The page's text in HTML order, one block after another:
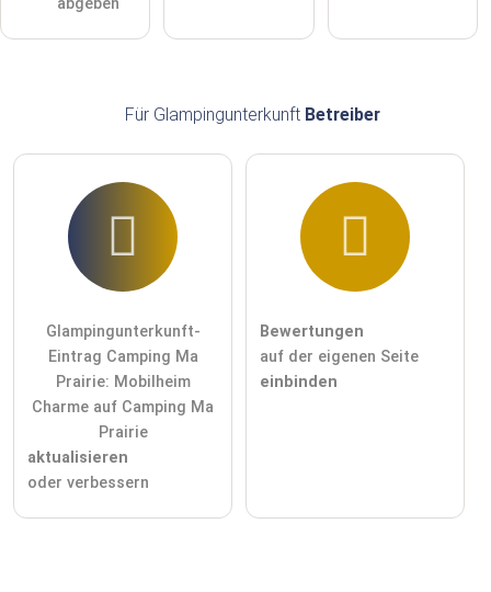
abgeben
Für Glampingunterkunft Betreiber
Glampingunterkunft-
Eintrag Camping Ma
Prairie: Mobilheim
Charme auf Camping Ma
Prairie
aktualisieren
oder verbessern
Bewertungen
auf der eigenen Seite
einbinden